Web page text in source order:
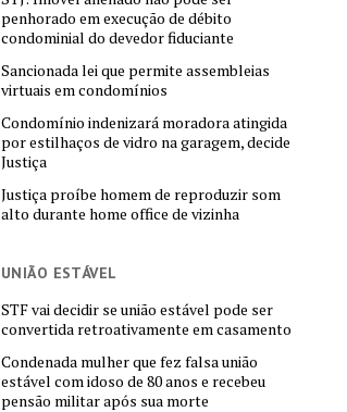
penhorado em execução de débito
condominial do devedor fiduciante
Sancionada lei que permite assembleias
virtuais em condomínios
Condomínio indenizará moradora atingida
por estilhaços de vidro na garagem, decide
Justiça
Justiça proíbe homem de reproduzir som
alto durante home office de vizinha
UNIÃO ESTÁVEL
STF vai decidir se união estável pode ser
convertida retroativamente em casamento
Condenada mulher que fez falsa união
estável com idoso de 80 anos e recebeu
pensão militar após sua morte